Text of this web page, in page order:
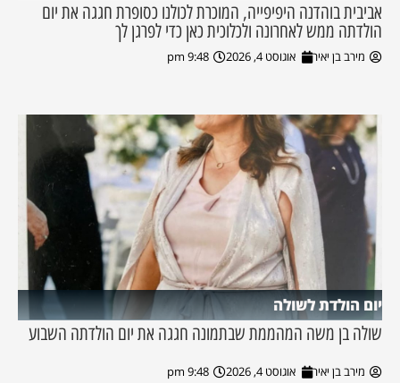
אביבית בוהדנה היפיפייה, המוכרת לכולנו כסופרת חגגה את יום
הולדתה ממש לאחרונה ולכלוכית כאן כדי לפרגן לך
מירב בן יאיר אוגוסט 4, 2026 9:48 pm
יום הולדת לשולה
שולה בן משה המהממת שבתמונה חגגה את יום הולדתה השבוע
מירב בן יאיר אוגוסט 4, 2026 9:48 pm